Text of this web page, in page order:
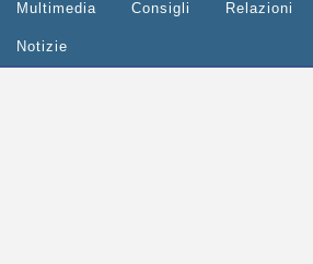
Multimedia Consigli Relazioni
Notizie